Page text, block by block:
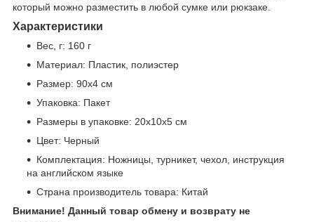
который можно разместить в любой сумке или рюкзаке.
Характеристики
Вес, г: 160 г
Материал: Пластик, полиэстер
Размер: 90х4 см
Упаковка: Пакет
Размеры в упаковке: 20х10х5 см
Цвет: Черный
Комплектация: Ножницы, турникет, чехол, инструкция
на английском языке
Страна производитель товара: Китай
Внимание! Данный товар обмену и возврату не